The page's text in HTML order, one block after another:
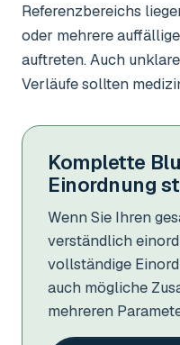
Referenzbereichs
oder mehrere
auftreten. Auch
Verläufe sollten
Komplette
Einordnung
Wenn Sie Ihren
verständlich
vollständige
auch mögliche
mehreren